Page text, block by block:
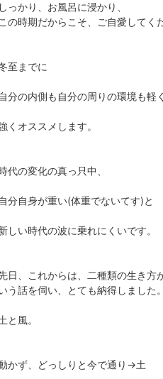
しっかり、お風呂に浸かり、
この時期だからこそ、ご自愛してく
至までに
自分の内側も自分の周りの環境も軽
くオススメします。
代の変化の真っ只中、
自分自身が重い(体重でないてす)と
しい時代の波に乗れにくいです。
日、これからは、二種類の生き方
う話を伺い、とても納得しました。
と風。
かず、どっしりと今で通り→土